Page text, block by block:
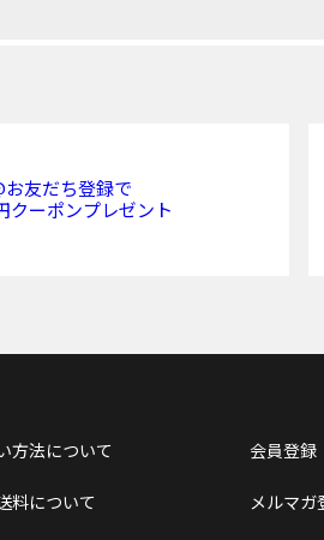
お友だち登録で
クーポンプレゼント
方法について
料について
会員登録
メルマガ